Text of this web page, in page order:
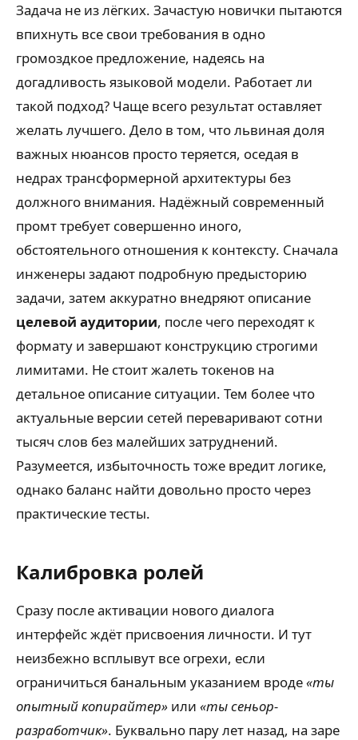
Задача не из лёгких. Зачастую новички пытаются
впихнуть все свои требования в одно
громоздкое предложение, надеясь на
догадливость языковой модели. Работает ли
такой подход? Чаще всего результат оставляет
желать лучшего. Дело в том, что львиная доля
важных нюансов просто теряется, оседая в
недрах трансформерной архитектуры без
должного внимания. Надёжный современный
промт требует совершенно иного,
обстоятельного отношения к контексту. Сначала
инженеры задают подробную предысторию
задачи, затем аккуратно внедряют описание
целевой аудитории, после чего переходят к
формату и завершают конструкцию строгими
лимитами. Не стоит жалеть токенов на
детальное описание ситуации. Тем более что
актуальные версии сетей переваривают сотни
тысяч слов без малейших затруднений.
Разумеется, избыточность тоже вредит логике,
однако баланс найти довольно просто через
практические тесты.
Калибровка ролей
Сразу после активации нового диалога
интерфейс ждёт присвоения личности. И тут
неизбежно всплывут все огрехи, если
ограничиться банальным указанием вроде«ты
опытный копирайтер» или «ты сеньор-
разработчик». Буквально пару лет назад, на заре